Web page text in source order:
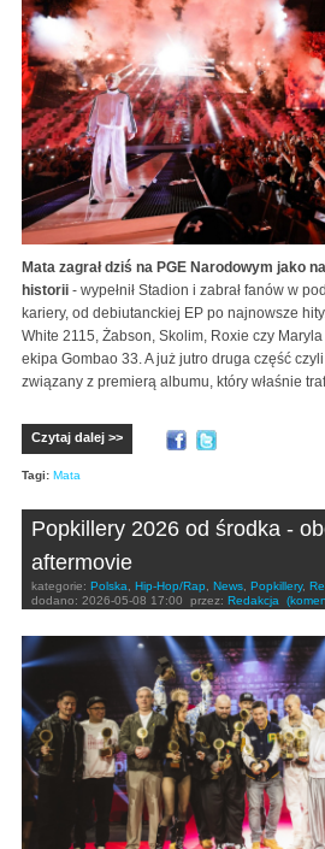
Mata zagrał dziś na PGE Narodowym jako
historii - wypełnił Stadion i zabrał fanów w
kariery, od debiutanckiej EP po najnowsze
White 2115, Żabson, Skolim, Roxie czy
ekipa Gombao 33. A już jutro druga część
związany z premierą albumu, który właśnie
Czytaj dalej >>
Tagi: Mata
Popkillery 2026 od środka -
aftermovie
kategorie: Polska, Hip-Hop/Rap, News, Popkillery,
dodano: 2026-05-08 17:00 przez: Redakcja